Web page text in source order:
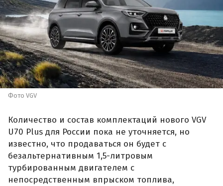
Фото VGV
Количество и состав комплектаций нового VGV
U70 Plus для России пока не уточняется, но
известно, что продаваться он будет с
безальтернативным 1,5-литровым
турбированным двигателем с
непосредственным впрыском топлива,